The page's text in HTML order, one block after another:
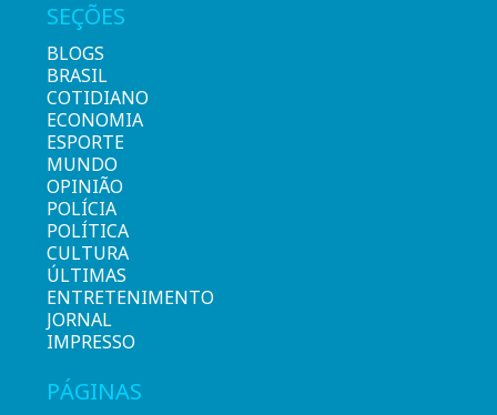
SEÇÕES
BLOGS
BRASIL
COTIDIANO
ECONOMIA
ESPORTE
MUNDO
OPINIÃO
POLÍCIA
POLÍTICA
CULTURA
ÚLTIMAS
ENTRETENIMENTO
JORNAL
IMPRESSO
PÁGINAS